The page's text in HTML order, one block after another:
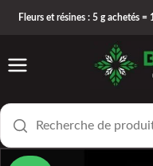
Fleurs et résines : 5 g achetés